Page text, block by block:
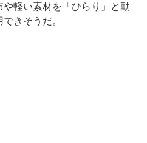
軽い素材を「ひらり」と動
きそうだ。